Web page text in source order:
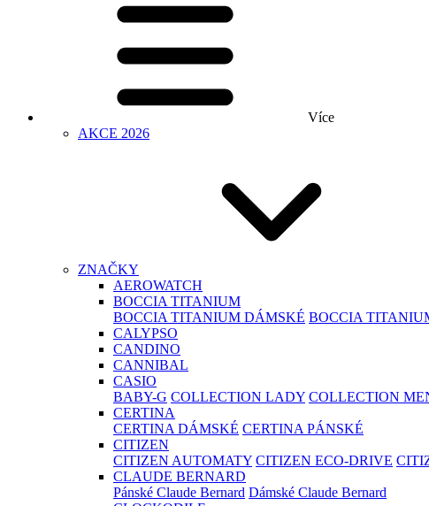
Více
AKCE 2026
ZNAČKY
AEROWATCH
BOCCIA TITANIUM
BOCCIA TITANIUM DÁMSKÉ BOCCIA
CALYPSO
CANDINO
CANNIBAL
CASIO
BABY-G COLLECTION LADY COLLECTION
CERTINA
CERTINA DÁMSKÉ CERTINA PÁNSKÉ
CITIZEN
CITIZEN AUTOMATY CITIZEN ECO-DRIVE
CLAUDE BERNARD
Pánské Claude Bernard Dámské Claude Bernard